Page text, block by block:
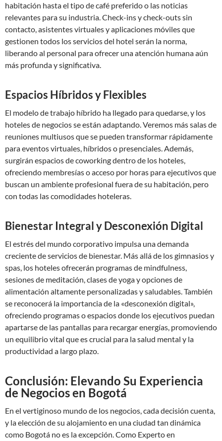
habitación hasta el tipo de café preferido o las noticias
relevantes para su industria. Check-ins y check-outs sin
contacto, asistentes virtuales y aplicaciones móviles que
gestionen todos los servicios del hotel serán la norma,
liberando al personal para ofrecer una atención humana aún
más profunda y significativa.
Espacios Híbridos y Flexibles
El modelo de trabajo híbrido ha llegado para quedarse, y los
hoteles de negocios se están adaptando. Veremos más salas de
reuniones multiusos que se pueden transformar rápidamente
para eventos virtuales, híbridos o presenciales. Además,
surgirán espacios de coworking dentro de los hoteles,
ofreciendo membresías o acceso por horas para ejecutivos que
buscan un ambiente profesional fuera de su habitación, pero
con todas las comodidades hoteleras.
Bienestar Integral y Desconexión Digital
El estrés del mundo corporativo impulsa una demanda
creciente de servicios de bienestar. Más allá de los gimnasios y
spas, los hoteles ofrecerán programas de mindfulness,
sesiones de meditación, clases de yoga y opciones de
alimentación altamente personalizadas y saludables. También
se reconocerá la importancia de la «desconexión digital»,
ofreciendo programas o espacios donde los ejecutivos puedan
apartarse de las pantallas para recargar energías, promoviendo
un equilibrio vital que es crucial para la salud mental y la
productividad a largo plazo.
Conclusión: Elevando Su Experiencia
de Negocios en Bogotá
En el vertiginoso mundo de los negocios, cada decisión cuenta,
y la elección de su alojamiento en una ciudad tan dinámica
como Bogotá no es la excepción. Como Experto en